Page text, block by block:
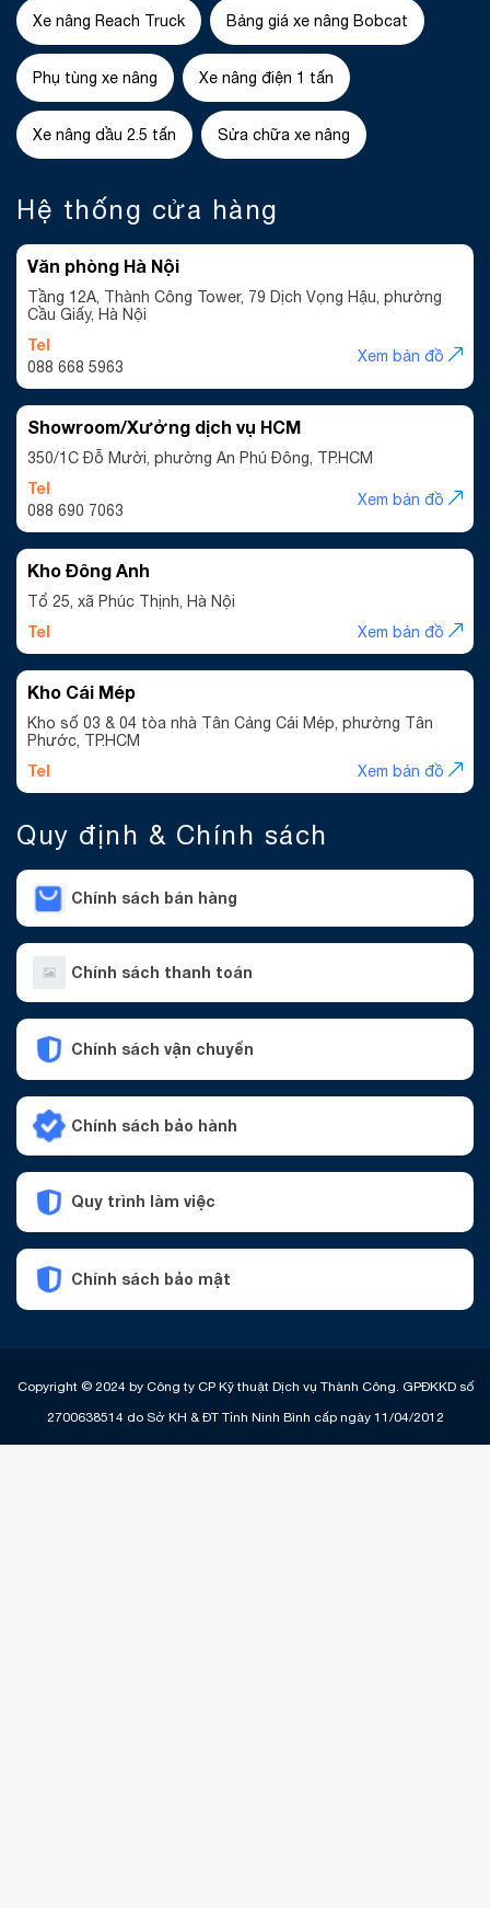
Xe nâng Reach Truck Bảng giá xe nâng Bobcat
Phụ tùng xe nâng Xe nâng điện 1 tấn
Xe nâng dầu 2.5 tấn Sửa chữa xe nâng
Hệ thống cửa hàng
Văn phòng Hà Nội
Tầng 12A, Thành Công Tower, 79 Dịch Vọng Hậu, phường
Cầu Giấy, Hà Nội
Tel
088 668 5963
Xem bản đồ
Showroom/Xưởng dịch vụ HCM
350/1C Đỗ Mười, phường An Phú Đông, TP.HCM
Tel
088 690 7063
Xem bản đồ
Kho Đông Anh
Tổ 25, xã Phúc Thịnh, Hà Nội
Tel Xem bản đồ
Kho Cái Mép
Kho số 03 & 04 tòa nhà Tân Cảng Cái Mép, phường Tân
Phước, TP.HCM
Tel Xem bản đồ
Quy định & Chính sách
Chính sách bán hàng
Chính sách thanh toán
Chính sách vận chuyển
Chính sách bảo hành
Quy trình làm việc
Chính sách bảo mật
Copyright © 2024 by Công ty CP Kỹ thuật Dịch vụ Thành Công. GPĐKKD số
2700638514 do Sở KH & ĐT Tỉnh Ninh Bình cấp ngày 11/04/2012